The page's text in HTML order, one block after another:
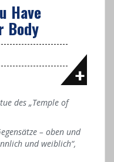
Have
Body
des „Temple of
– oben und
und weiblich“,